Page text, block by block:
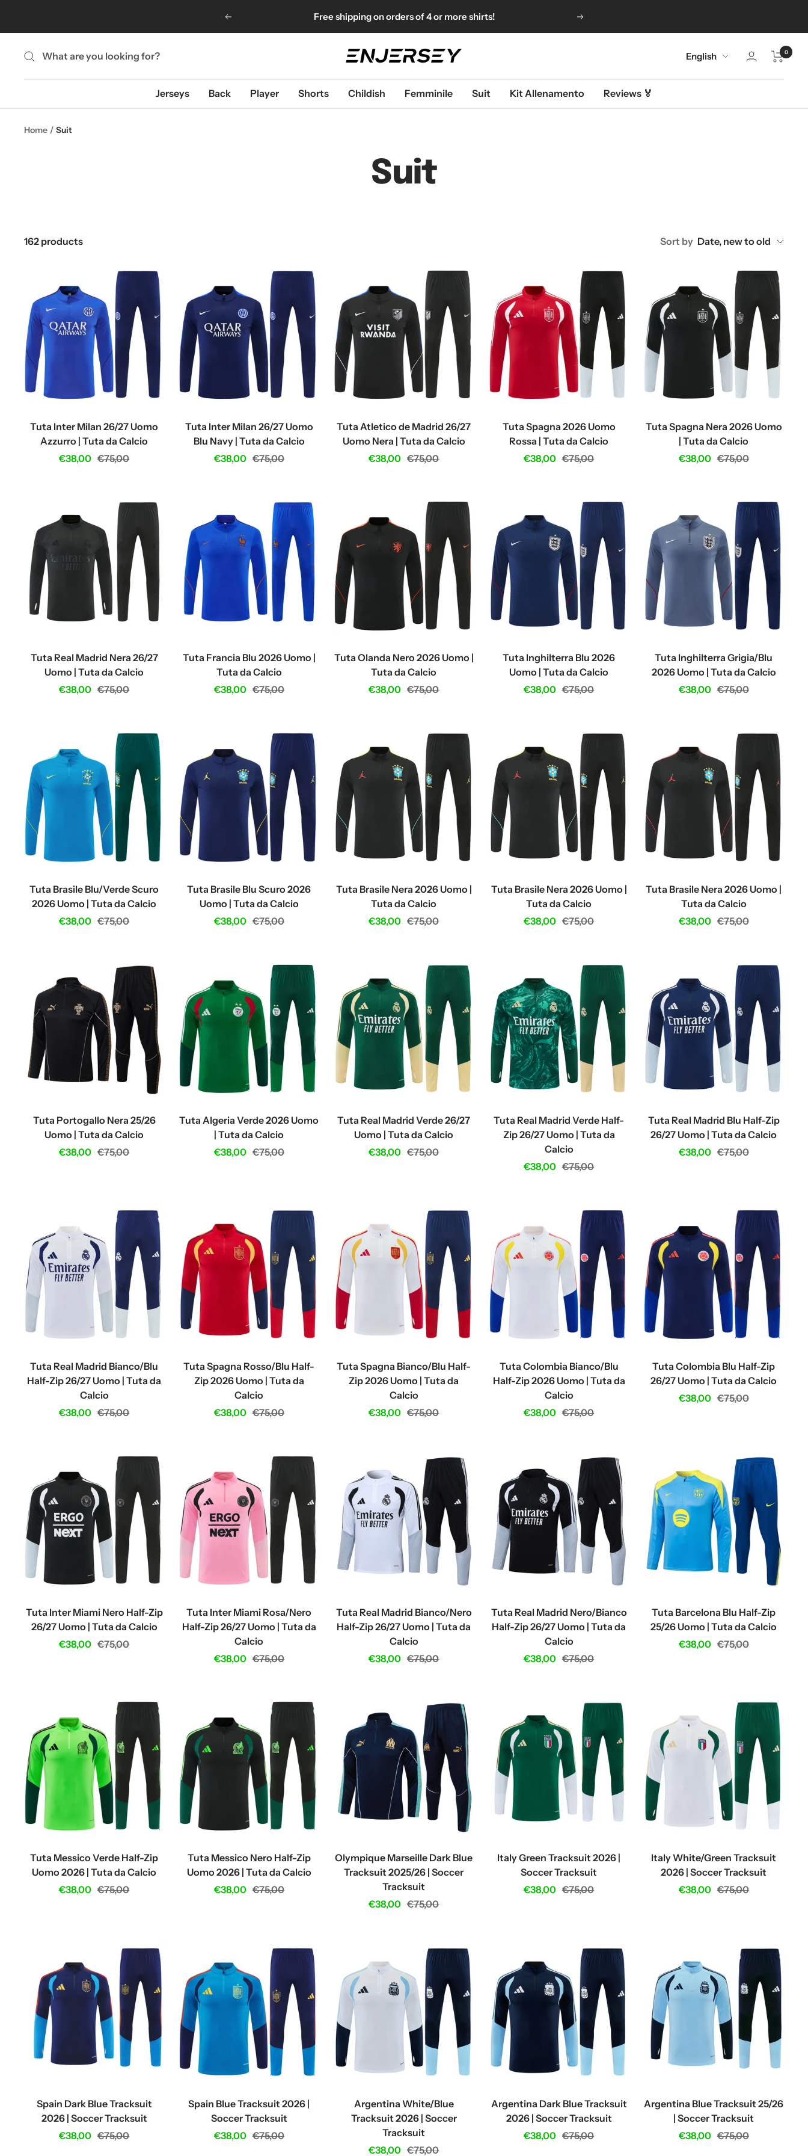
Previous Free shipping on orders of 4 or more shirts! Next
Enjersey Language
English 0
Jerseys Back Player Shorts Childish Femminile Suit Kit Allenamento Reviews 🏅
Home Suit
Suit
162 products Sort by Date, new to old
Tuta Inter Milan 26/27 Uomo
Azzurro | Tuta da Calcio
Sale
€38,00 Regular
€75,00
Tuta Inter Milan 26/27 Uomo
Blu Navy | Tuta da Calcio
Sale
€38,00 Regular
€75,00
Tuta Atletico de Madrid 26/27
Uomo Nera | Tuta da Calcio
Sale
€38,00 Regular
€75,00
Tuta Spagna 2026 Uomo
Rossa | Tuta da Calcio
Sale
€38,00 Regular
€75,00
Tuta Spagna Nera 2026 Uomo
| Tuta da Calcio
Sale
€38,00 Regular
€75,00
Tuta Real Madrid Nera 26/27
Uomo | Tuta da Calcio
Sale
€38,00 Regular
€75,00
Tuta Francia Blu 2026 Uomo |
Tuta da Calcio
Sale
€38,00 Regular
€75,00
Tuta Olanda Nero 2026 Uomo |
Tuta da Calcio
Sale
€38,00 Regular
€75,00
Tuta Inghilterra Blu 2026
Uomo | Tuta da Calcio
Sale
€38,00 Regular
€75,00
Tuta Inghilterra Grigia/Blu
2026 Uomo | Tuta da Calcio
Sale
€38,00 Regular
€75,00
Tuta Brasile Blu/Verde Scuro
2026 Uomo | Tuta da Calcio
Sale
€38,00 Regular
€75,00
Tuta Brasile Blu Scuro 2026
Uomo | Tuta da Calcio
Sale
€38,00 Regular
€75,00
Tuta Brasile Nera 2026 Uomo |
Tuta da Calcio
Sale
€38,00 Regular
€75,00
Tuta Brasile Nera 2026 Uomo |
Tuta da Calcio
Sale
€38,00 Regular
€75,00
Tuta Brasile Nera 2026 Uomo |
Tuta da Calcio
Sale
€38,00 Regular
€75,00
Tuta Portogallo Nera 25/26
Uomo | Tuta da Calcio
Sale
€38,00 Regular
€75,00
Tuta Algeria Verde 2026 Uomo
| Tuta da Calcio
Sale
€38,00 Regular
€75,00
Tuta Real Madrid Verde 26/27
Uomo | Tuta da Calcio
Sale
€38,00 Regular
€75,00
Tuta Real Madrid Verde Half-
Zip 26/27 Uomo | Tuta da
Calcio
Sale
€38,00 Regular
€75,00
Tuta Real Madrid Blu Half-Zip
26/27 Uomo | Tuta da Calcio
Sale
€38,00 Regular
€75,00
Tuta Real Madrid Bianco/Blu
Half-Zip 26/27 Uomo | Tuta da
Calcio
Sale
€38,00 Regular
€75,00
Tuta Spagna Rosso/Blu Half-
Zip 2026 Uomo | Tuta da
Calcio
Sale
€38,00 Regular
€75,00
Tuta Spagna Bianco/Blu Half-
Zip 2026 Uomo | Tuta da
Calcio
Sale
€38,00 Regular
€75,00
Tuta Colombia Bianco/Blu
Half-Zip 2026 Uomo | Tuta da
Calcio
Sale
€38,00 Regular
€75,00
Tuta Colombia Blu Half-Zip
26/27 Uomo | Tuta da Calcio
Sale
€38,00 Regular
€75,00
Tuta Inter Miami Nero Half-Zip
26/27 Uomo | Tuta da Calcio
Sale
€38,00 Regular
€75,00
Tuta Inter Miami Rosa/Nero
Half-Zip 26/27 Uomo | Tuta da
Calcio
Sale
€38,00 Regular
€75,00
Tuta Real Madrid Bianco/Nero
Half-Zip 26/27 Uomo | Tuta da
Calcio
Sale
€38,00 Regular
€75,00
Tuta Real Madrid Nero/Bianco
Half-Zip 26/27 Uomo | Tuta da
Calcio
Sale
€38,00 Regular
€75,00
Tuta Barcelona Blu Half-Zip
25/26 Uomo | Tuta da Calcio
Sale
€38,00 Regular
€75,00
Tuta Messico Verde Half-Zip
Uomo 2026 | Tuta da Calcio
Sale
€38,00 Regular
€75,00
Tuta Messico Nero Half-Zip
Uomo 2026 | Tuta da Calcio
Sale
€38,00 Regular
€75,00
Olympique Marseille Dark Blue
Tracksuit 2025/26 | Soccer
Tracksuit
Sale
€38,00 Regular
€75,00
Italy Green Tracksuit 2026 |
Soccer Tracksuit
Sale
€38,00 Regular
€75,00
Italy White/Green Tracksuit
2026 | Soccer Tracksuit
Sale
€38,00 Regular
€75,00
Spain Dark Blue Tracksuit
2026 | Soccer Tracksuit
Sale
€38,00 Regular
€75,00
Spain Blue Tracksuit 2026 |
Soccer Tracksuit
Sale
€38,00 Regular
€75,00
Argentina White/Blue
Tracksuit 2026 | Soccer
Tracksuit
Sale
€38,00 Regular
€75,00
Argentina Dark Blue Tracksuit
2026 | Soccer Tracksuit
Sale
€38,00 Regular
€75,00
Argentina Blue Tracksuit 25/26
| Soccer Tracksuit
Sale
€38,00 Regular
€75,00